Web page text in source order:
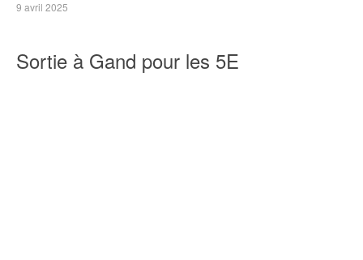
9 avril 2025
Sortie à Gand pour les 5E